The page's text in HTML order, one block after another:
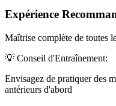
Expérience
Maîtrise complète de toutes
💡 Conseil d'Entraînement:
Envisagez de pratiquer des
antérieurs d'abord